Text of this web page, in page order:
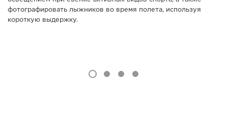
фотографировать лыжников во время полета, используя
короткую выдержку.